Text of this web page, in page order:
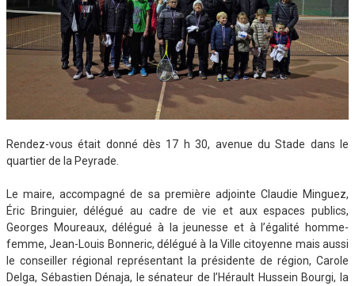
Rendez-vous était donné dès 17 h 30, avenue du Stade dans le
quartier de la Peyrade.
Le maire, accompagné de sa première adjointe Claudie Minguez,
Éric Bringuier, délégué au cadre de vie et aux espaces publics,
Georges Moureaux, délégué à la jeunesse et à l’égalité homme-
femme, Jean-Louis Bonneric, délégué à la Ville citoyenne mais aussi
le conseiller régional représentant la présidente de région, Carole
Delga, Sébastien Dénaja, le sénateur de l’Hérault Hussein Bourgi, la